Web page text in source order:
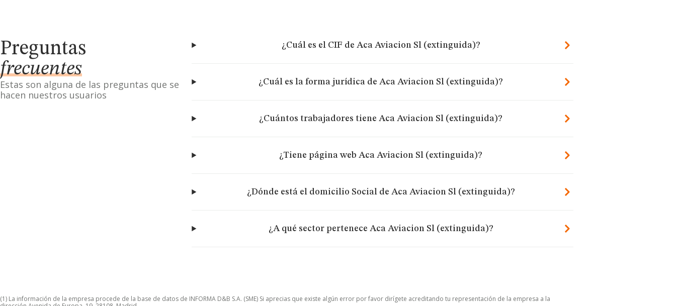
Preguntas
frecuentes
Estas son alguna de las preguntas que se
hacen nuestros usuarios
¿Cuál es el CIF de Aca Aviacion Sl (extinguida)?
¿Cuál es la forma jurídica de Aca Aviacion Sl (extinguida)?
¿Cuántos trabajadores tiene Aca Aviacion Sl (extinguida)?
¿Tiene página web Aca Aviacion Sl (extinguida)?
¿Dónde está el domicilio Social de Aca Aviacion Sl (extinguida)?
¿A qué sector pertenece Aca Aviacion Sl (extinguida)?
(1) La información de la empresa procede de la base de datos de INFORMA D&B S.A. (SME) Si aprecias que existe algún error por favor dirígete acreditando tu representación de la empresa a la